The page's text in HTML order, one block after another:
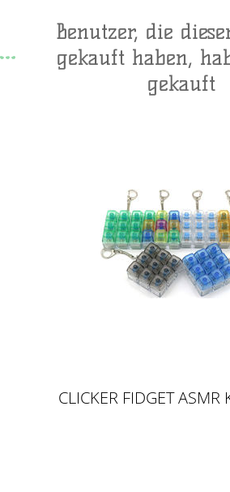
Benutzer, die
gekauft haben,
gekauft
CLICKER FIDGET ASMR